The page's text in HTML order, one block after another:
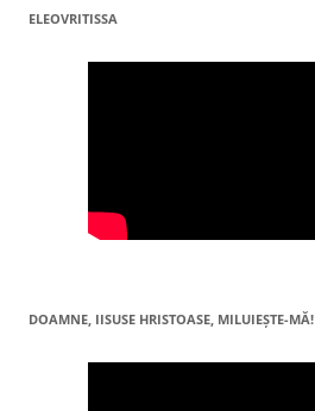
ELEOVRITISSA
DOAMNE, IISUSE HRISTOASE, MILUIEŞTE-MĂ!